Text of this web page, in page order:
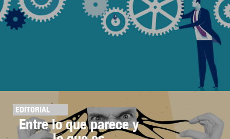
EDITORIAL
Entre lo que parece y